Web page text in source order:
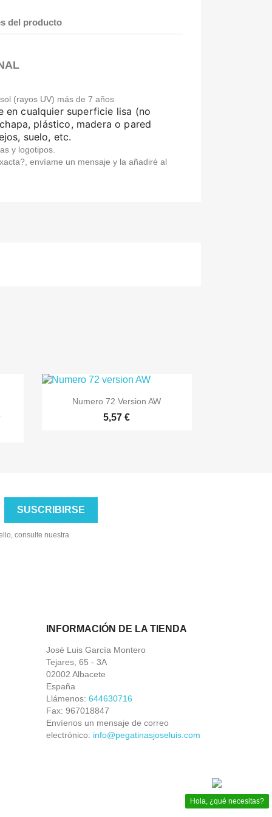
del producto
(rayos UV) más de 7 años
en cualquier superficie lisa (no
plástico, madera o pared
suelo, etc.
y logotipos.
envíame un mensaje y la añadiré al
 Vista rápida
Numero 72 Version AW
5,57 €
consulte nuestra
INFORMACIÓN DE LA TIENDA
José Luis García Montero
Tejares, 65 - 3A
02002 Albacete
España
Llámenos: 644630716
Fax: 967018847
Envíenos un mensaje de correo
electrónico: info@pegatinasjoseluis.com
Hola, ¿qué necesitas?